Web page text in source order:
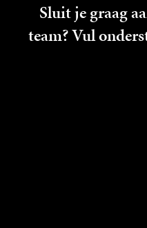
Sluit je graag
team? Vul